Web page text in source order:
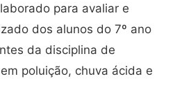
para avaliar e
dos alunos do 7º ano
da disciplina de
poluição, chuva ácida e